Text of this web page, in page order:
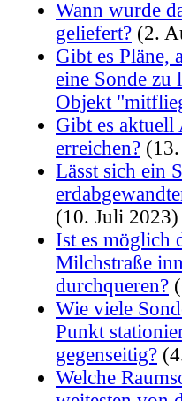
Wann wurde
geliefert? (2.
Gibt es Pläne,
eine Sonde zu
Objekt
Gibt es aktuell
erreichen?
Lässt sich ein
(10. Juli 2023)
Ist es möglich
Milchstraße
durchqueren?
Wie viele
Punkt
gegenseitig?
Welche